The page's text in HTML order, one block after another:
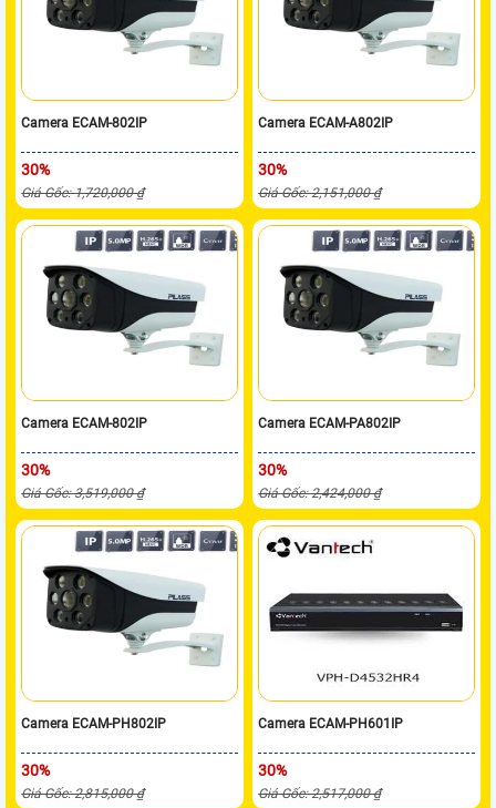
Camera ECAM-802IP
30%
Giá Gốc: 1,720,000 ₫
Camera ECAM-A802IP
30%
Giá Gốc: 2,151,000 ₫
Camera ECAM-802IP
30%
Giá Gốc: 3,519,000 ₫
Camera ECAM-PA802IP
30%
Giá Gốc: 2,424,000 ₫
Camera ECAM-PH802IP
30%
Giá Gốc: 2,815,000 ₫
Camera ECAM-PH601IP
30%
Giá Gốc: 2,517,000 ₫